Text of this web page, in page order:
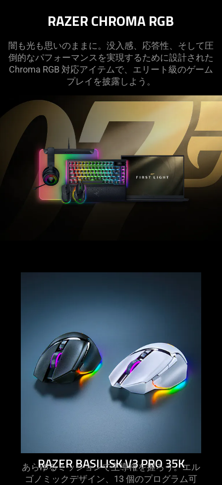
RAZER CHROMA RGB
闇も光も思いのままに。没入感、応答性、そして圧
倒的なパフォーマンスを実現するために設計された
Chroma RGB 対応アイテムで、エリート級のゲーム
プレイを披露し よう 。
35k
RAZER BASILISK V3 PRO 35K
あらゆるミッションで主導権を握ろう。エル
ゴノミックデザイン、13 個のプログラム可